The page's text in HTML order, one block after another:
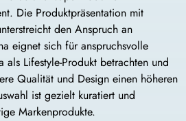
Die Produktpräsentation mit
den Anspruch an
eignet sich für anspruchsvolle
als Lifestyle-Produkt betrachten und
Qualität und Design einen höheren
ist gezielt kuratiert und
Markenprodukte.